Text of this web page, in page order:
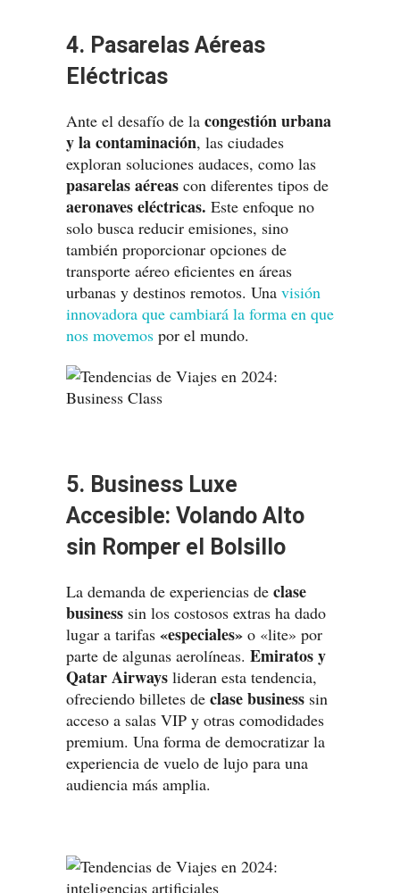
4. Pasarelas Aéreas
Eléctricas
Ante el desafío de la congestión urbana
y la contaminación, las ciudades
exploran soluciones audaces, como las
pasarelas aéreas con diferentes tipos de
aeronaves eléctricas. Este enfoque no
solo busca reducir emisiones, sino
también proporcionar opciones de
transporte aéreo eficientes en áreas
urbanas y destinos remotos. Una visión
innovadora que cambiará la forma en que
nos movemos por el mundo.
5. Business Luxe
Accesible: Volando Alto
sin Romper el Bolsillo
La demanda de experiencias de clase
business sin los costosos extras ha dado
lugar a tarifas «especiales» o «lite» por
parte de algunas aerolíneas. Emiratos y
Qatar Airways lideran esta tendencia,
ofreciendo billetes de clase business sin
acceso a salas VIP y otras comodidades
premium. Una forma de democratizar la
experiencia de vuelo de lujo para una
audiencia más amplia.